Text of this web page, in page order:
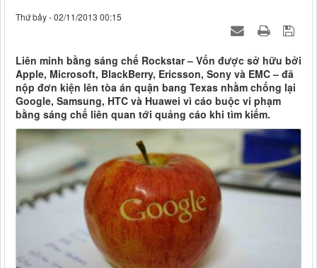
Thứ bảy - 02/11/2013 00:15
Liên minh bằng sáng chế Rockstar – Vốn được sở hữu bởi
Apple, Microsoft, BlackBerry, Ericsson, Sony và EMC – đã
nộp đơn kiện lên tòa án quận bang Texas nhằm chống lại
Google, Samsung, HTC và Huawei vì cáo buộc vi phạm
bằng sáng chế liên quan tới quảng cáo khi tìm kiếm.